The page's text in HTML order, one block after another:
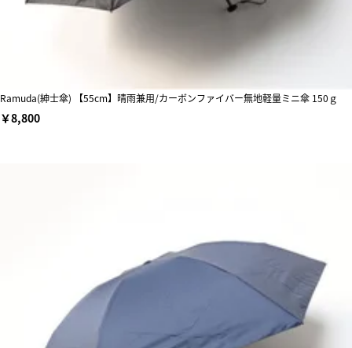
Ramuda(紳士傘) 【55cm】晴雨兼用/カーボンファイバー無地軽量ミニ傘 150ｇ
￥8,800